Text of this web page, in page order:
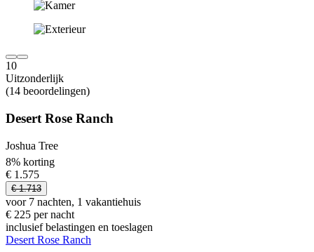
10
Uitzonderlijk
(14 beoordelingen)
Desert Rose Ranch
Joshua Tree
8% korting
€ 1.575
€ 1.713
voor 7 nachten, 1 vakantiehuis
€ 225 per nacht
inclusief belastingen en toeslagen
Desert Rose Ranch